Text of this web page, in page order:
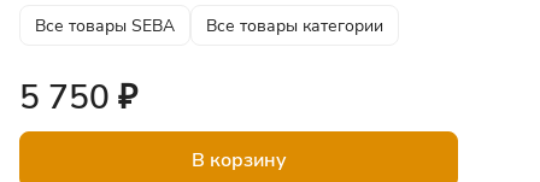
Все товары SEBA Все товары категории
5 750 ₽
В корзину